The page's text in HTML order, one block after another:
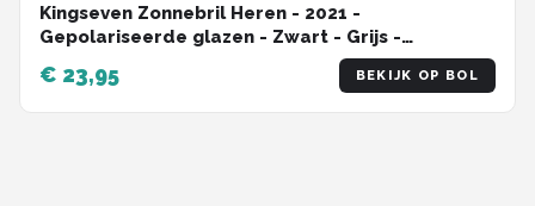
Kingseven Zonnebril Heren - 2021 -
Gepolariseerde glazen - Zwart - Grijs -
€ 23,95 BEKIJK OP BOL